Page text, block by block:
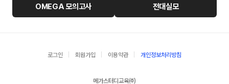
OMEGA모의고사 전대실모
로그인 회원가입 이용약관 개인정보처리방침
메가스터디교육㈜